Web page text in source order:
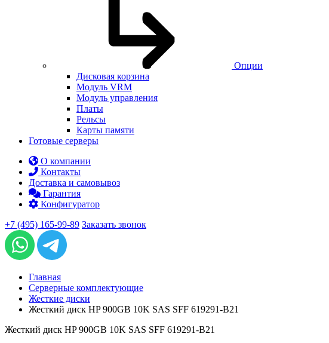
Опции
Дисковая корзина
Модуль VRM
Модуль управления
Платы
Рельсы
Карты памяти
Готовые серверы
О компании
Контакты
Доставка и самовывоз
Гарантия
Конфигуратор
+7 (495) 165-99-89 Заказать звонок
Главная
Серверные комплектующие
Жесткие диски
Жесткий диск HP 900GB 10K SAS SFF 619291-B21
Жесткий диск HP 900GB 10K SAS SFF 619291-B21